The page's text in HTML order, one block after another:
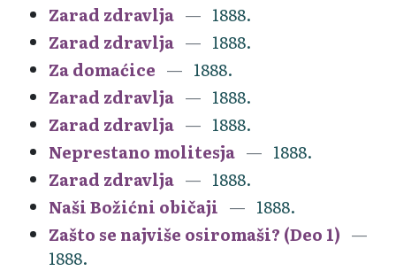
Zarad zdravlja
1888.
Zarad zdravlja
1888.
Za domaćice
1888.
Zarad zdravlja
1888.
Zarad zdravlja
1888.
Neprestano molitesja
1888.
Zarad zdravlja
1888.
Naši Božićni običaji
1888.
Zašto se najviše osiromaši? (Deo 1)
1888.